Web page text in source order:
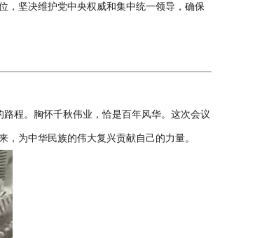
，坚决维护党中央权威和集中统一领导，确保
程。胸怀千秋伟业，恰是百年风华。这次会议
为中华民族的伟大复兴贡献自己的力量。